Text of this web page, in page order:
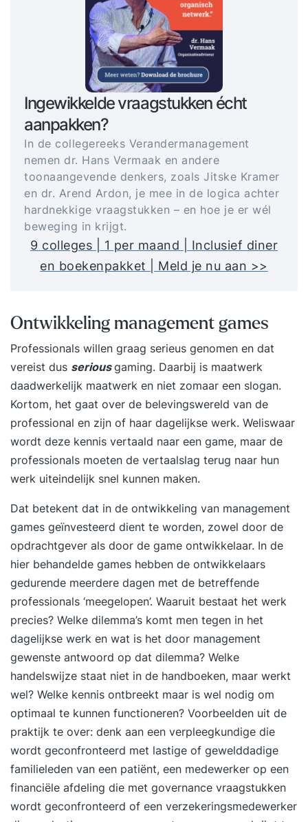
Ingewikkelde vraagstukken écht
aanpakken?
In de collegereeks Verandermanagement
nemen dr. Hans Vermaak en andere
toonaangevende denkers, zoals Jitske Kramer
en dr. Arend Ardon, je mee in de logica achter
hardnekkige vraagstukken – en hoe je er wél
beweging in krijgt.
9 colleges | 1 per maand | Inclusief diner
en boekenpakket | Meld je nu aan >>
Ontwikkeling management games
Professionals willen graag serieus genomen en dat
vereist dus seriousgaming. Daarbij is maatwerk
daadwerkelijk maatwerk en niet zomaar een slogan.
Kortom, het gaat over de belevingswereld van de
professional en zijn of haar dagelijkse werk. Weliswaar
wordt deze kennis vertaald naar een game, maar de
professionals moeten de vertaalslag terug naar hun
werk uiteindelijk snel kunnen maken.
Dat betekent dat in de ontwikkeling van management
games geïnvesteerd dient te worden, zowel door de
opdrachtgever als door de game ontwikkelaar. In de
hier behandelde games hebben de ontwikkelaars
gedurende meerdere dagen met de betreffende
professionals ‘meegelopen’. Waaruit bestaat het werk
precies? Welke dilemma’s komt men tegen in het
dagelijkse werk en wat is het door management
gewenste antwoord op dat dilemma? Welke
handelswijze staat niet in de handboeken, maar werkt
wel? Welke kennis ontbreekt maar is wel nodig om
optimaal te kunnen functioneren? Voorbeelden uit de
praktijk te over: denk aan een verpleegkundige die
wordt geconfronteerd met lastige of gewelddadige
familieleden van een patiënt, een medewerker op een
financiële afdeling die met governance vraagstukken
wordt geconfronteerd of een verzekeringsmedewerker